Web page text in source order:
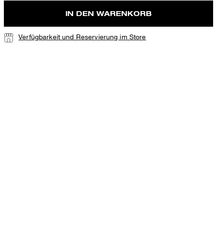
IN DEN WARENKORB
Verfügbarkeit und Reservierung im Store